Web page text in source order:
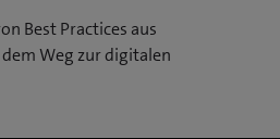
Best Practices aus
Weg zur digitalen